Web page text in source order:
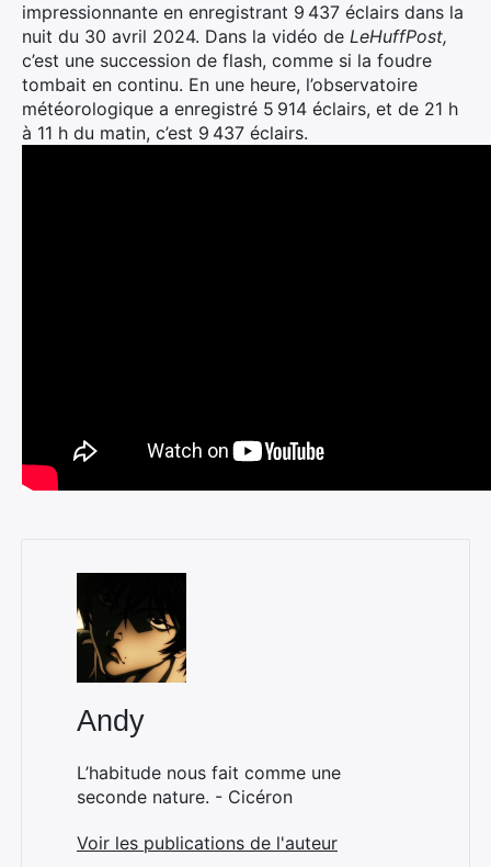
impressionnante en enregistrant 9 437 éclairs dans la
nuit du 30 avril 2024. Dans la vidéo de LeHuffPost,
c’est une succession de flash, comme si la foudre
tombait en continu. En une heure, l’observatoire
météorologique a enregistré 5 914 éclairs, et de 21 h
à 11 h du matin, c’est 9 437 éclairs.
Andy
L’habitude nous fait comme une
seconde nature. - Cicéron
Voir les publications de l'auteur